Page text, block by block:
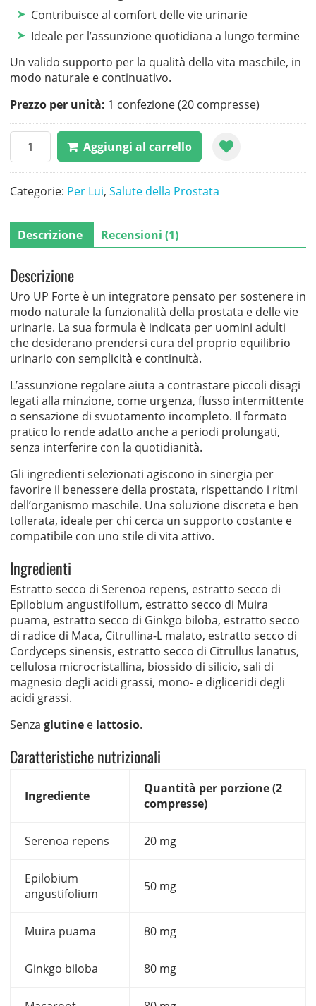
Contribuisce al comfort delle vie urinarie
Ideale per l’assunzione quotidiana a lungo termine
Un valido supporto per la qualità della vita maschile, in
modo naturale e continuativo.
Prezzo per unità: 1 confezione (20 compresse)
Uro
Forte
quantità
Aggiungi al carrello
Categorie: Per Lui, Salute della Prostata
Descrizione Recensioni (1)
Descrizione
Uro UP Forte è un integratore pensato per sostenere in
modo naturale la funzionalità della prostata e delle vie
urinarie. La sua formula è indicata per uomini adulti
che desiderano prendersi cura del proprio equilibrio
urinario con semplicità e continuità.
L’assunzione regolare aiuta a contrastare piccoli disagi
legati alla minzione, come urgenza, flusso intermittente
o sensazione di svuotamento incompleto. Il formato
pratico lo rende adatto anche a periodi prolungati,
senza interferire con la quotidianità.
Gli ingredienti selezionati agiscono in sinergia per
favorire il benessere della prostata, rispettando i ritmi
dell’organismo maschile. Una soluzione discreta e ben
tollerata, ideale per chi cerca un supporto costante e
compatibile con uno stile di vita attivo.
Ingredienti
Estratto secco di Serenoa repens, estratto secco di
Epilobium angustifolium, estratto secco di Muira
puama, estratto secco di Ginkgo biloba, estratto secco
di radice di Maca, Citrullina-L malato, estratto secco di
Cordyceps sinensis, estratto secco di Citrullus lanatus,
cellulosa microcristallina, biossido di silicio, sali di
magnesio degli acidi grassi, mono- e digliceridi degli
acidi grassi.
Senza glutinee lattosio.
Caratteristiche nutrizionali
Ingrediente
Quantità per porzione (2
compresse)
Serenoa repens 20 mg
Epilobium
angustifolium
50 mg
Muira puama 80 mg
Ginkgo biloba 80 mg